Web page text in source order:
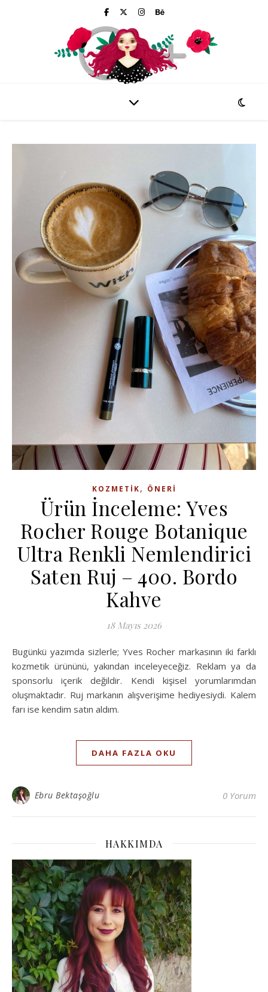
KOZMETIK, ÖNERI
Ürün İnceleme: Yves
Rocher Rouge Botanique
Ultra Renkli Nemlendirici
Saten Ruj – 400. Bordo
Kahve
18 Mayıs 2026
Bugünkü yazımda sizlerle; Yves Rocher markasının iki farklı
kozmetik ürününü, yakından inceleyeceğiz. Reklam ya da
sponsorlu içerik değildir. Kendi kişisel yorumlarımdan
oluşmaktadır. Ruj markanın alışverişime hediyesiydi. Kalem
farı ise kendim satın aldım.
DAHA FAZLA OKU
Ebru Bektaşoğlu 0 Yorum
HAKKIMDA